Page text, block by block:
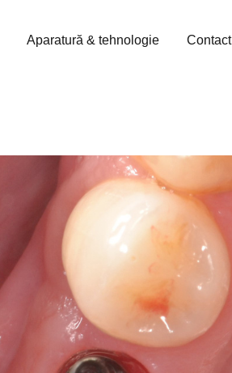
Aparatură & tehnologie Contact